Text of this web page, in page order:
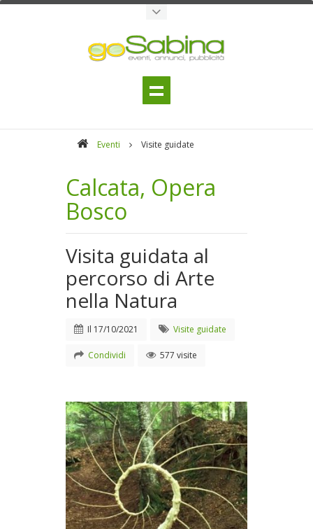
Eventi Visite guidate
Calcata, Opera
Bosco
Visita guidata al
percorso di Arte
nella Natura
Il 17/10/2021 Visite guidate
Condividi 577 visite